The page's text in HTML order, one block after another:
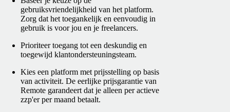
gebruiksvriendelijkheid van het platform.
Zorg dat het toegankelijk en eenvoudig in
gebruik is voor jou en je freelancers.
Prioriteer toegang tot een deskundig en
toegewijd klantondersteuningsteam.
Kies een platform met prijsstelling op basis
van activiteit. De eerlijke prijsgarantie van
Remote garandeert dat je alleen per actieve
zzp'er per maand betaalt.